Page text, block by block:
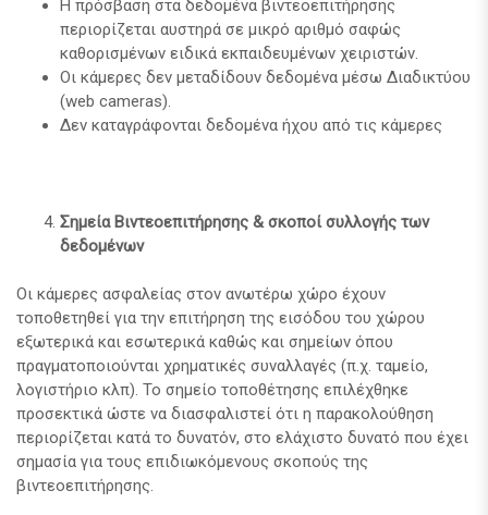
Η πρόσβαση στα δεδομένα βιντεοεπιτήρησης
περιορίζεται αυστηρά σε μικρό αριθμό σαφώς
καθορισμένων ειδικά εκπαιδευμένων χειριστών.
Οι κάμερες δεν μεταδίδουν δεδομένα μέσω Διαδικτύου
(web cameras).
Δεν καταγράφονται δεδομένα ήχου από τις κάμερες
Σημεία Βιντεοεπιτήρησης & σκοποί συλλογής των
δεδομένων
Οι κάμερες ασφαλείας στον ανωτέρω χώρο έχουν
τοποθετηθεί για την επιτήρηση της εισόδου του χώρου
εξωτερικά και εσωτερικά καθώς και σημείων όπου
πραγματοποιούνται χρηματικές συναλλαγές (π.χ. ταμείο,
λογιστήριο κλπ). Το σημείο τοποθέτησης επιλέχθηκε
προσεκτικά ώστε να διασφαλιστεί ότι η παρακολούθηση
περιορίζεται κατά το δυνατόν, στο ελάχιστο δυνατό που έχει
σημασία για τους επιδιωκόμενους σκοπούς της
βιντεοεπιτήρησης.